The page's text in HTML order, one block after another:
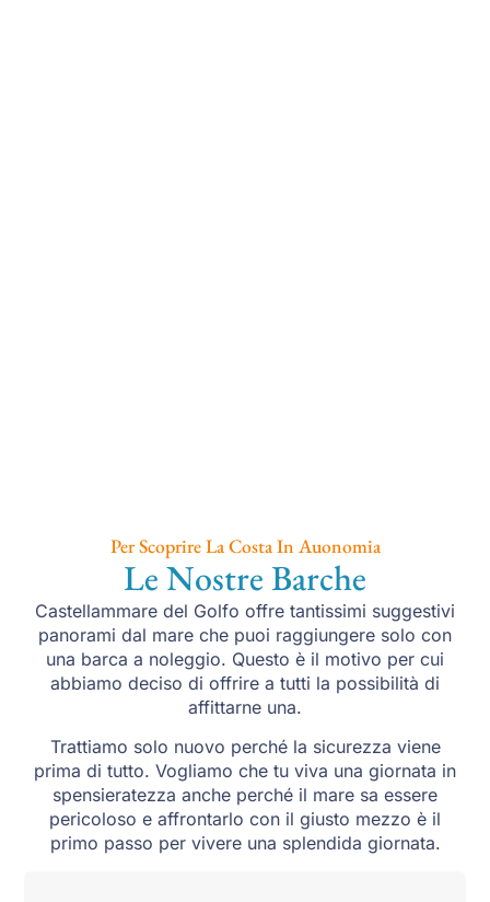
Per Scoprire La Costa In Auonomia
Le Nostre Barche
Castellammare del Golfo offre tantissimi suggestivi
panorami dal mare che puoi raggiungere solo con
una barca a noleggio. Questo è il motivo per cui
abbiamo deciso di offrire a tutti la possibilità di
affittarne una.
Trattiamo solo nuovo perché la sicurezza viene
prima di tutto. Vogliamo che tu viva una giornata in
spensieratezza anche perché il mare sa essere
pericoloso e affrontarlo con il giusto mezzo è il
primo passo per vivere una splendida giornata.